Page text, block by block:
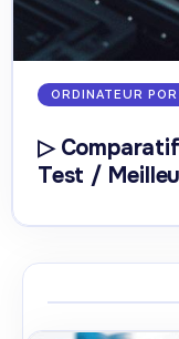
ORDINATEUR
▷
Test /